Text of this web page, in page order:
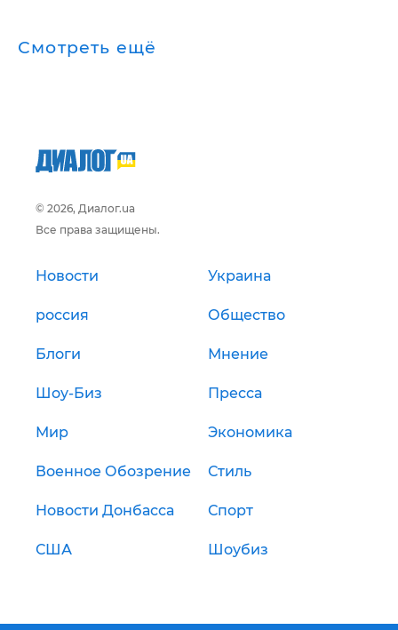
Смотреть ещё
© 2026, Диалог.ua
Все права защищены.
Новости Украина
россия Общество
Блоги Мнение
Шоу-Биз Пресса
Мир Экономика
Военное Обозрение Стиль
Новости Донбасса Спорт
США Шоубиз